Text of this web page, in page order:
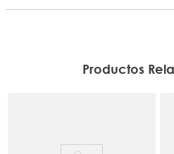
Productos